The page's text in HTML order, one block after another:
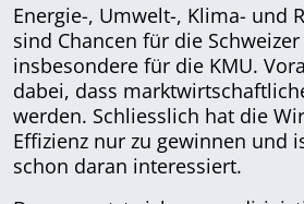
Energie-, Umwelt-, Klima- und
sind Chancen für die
insbesondere für die KMU.
dabei, dass
werden. Schliesslich hat die
Effizienz nur zu gewinnen und
schon daran interessiert.